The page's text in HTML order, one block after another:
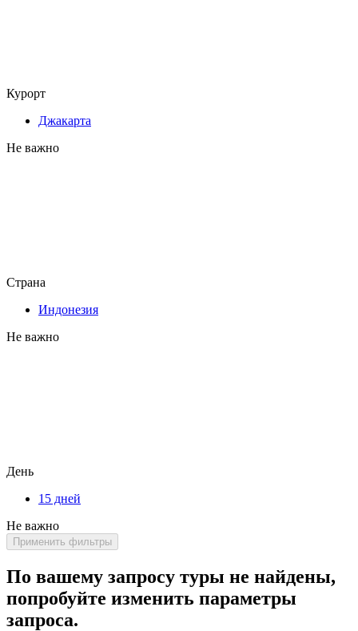
Курорт
Джакарта
Не важно
Страна
Индонезия
Не важно
День
15 дней
Не важно
Применить фильтры
По вашему запросу туры не найдены,
попробуйте изменить параметры
запроса.